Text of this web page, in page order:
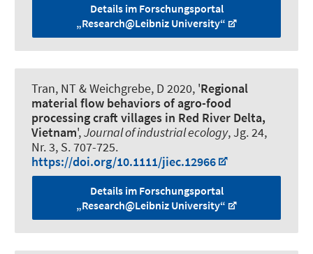
Details im Forschungsportal
„Research@Leibniz University“
Tran, NT & Weichgrebe, D 2020, 'Regional
material flow behaviors of agro-food
processing craft villages in Red River Delta,
Vietnam',Journal of industrial ecology, Jg. 24,
Nr. 3, S. 707-725.
https://doi.org/10.1111/jiec.12966
Details im Forschungsportal
„Research@Leibniz University“